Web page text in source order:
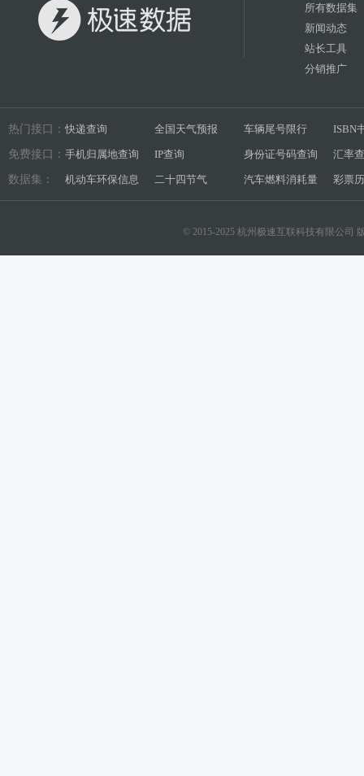
所有数据集
新闻动态
站长工具
分销推广
热门接口： 快递查询 全国天气预报 车辆尾号限行 ISBN
免费接口： 手机归属地查询 IP查询 身份证号码查询 汇率
数据集： 机动车环保信息 二十四节气 汽车燃料消耗量 彩票
© 2015-2025 杭州极速互联科技有限公司